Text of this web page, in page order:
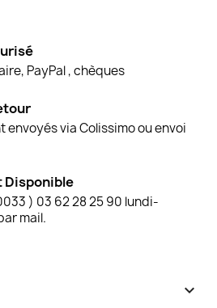
PayPal , chèques
envoyés via Colissimo ou envoi
Disponible
) 03 62 28 25 90 lundi-
mail.
